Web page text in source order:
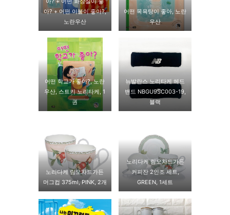
아? + 어떤 이불이 좋아?,
노란우산
어떤 목욕탕이 좋아, 노란
우산
어떤 학교가 좋아?, 노란
우산, 스트키 노리타케, 1
권
뉴발란스 노리타케 헤드
밴드 NBGU9SC003-19,
블랙
노리다케 림오차드가든
머그컵 375ml, PINK, 2개
노리다케 림오차드가든
커피잔 2인조 세트,
GREEN, 1세트